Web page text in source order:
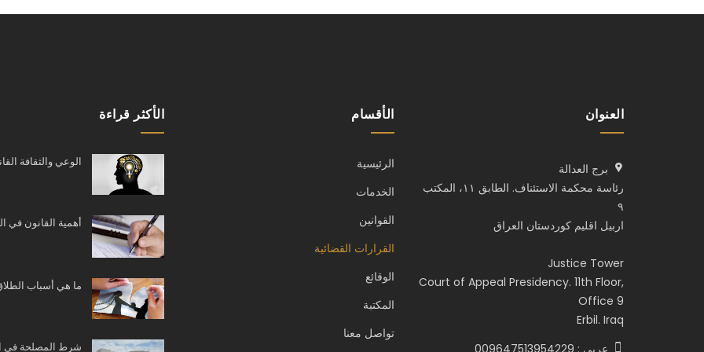
العنوان
برج العدالة
رئاسة محكمة الاستئناف. الطابق ١١، المكتب
٩
اربيل اقليم كوردستان العراق
Justice Tower
Court of Appeal Presidency. 11th Floor,
Office 9
Erbil. Iraq
عربي : 009647513954229
الأقسام
الرئيسية
الخدمات
القوانين
القرارات القضائية
الوقائع
المكتبة
تواصل معنا
الأكثر قراءة
الوعي والثقافة
أهمية القانون في
ما هي أسباب
شرط المصلحة في